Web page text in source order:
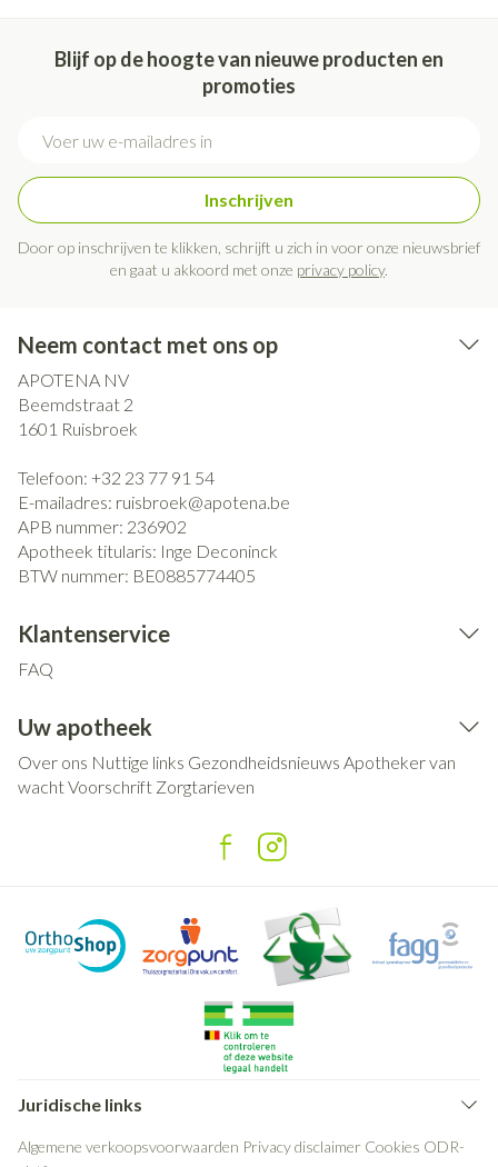
Blijf op de hoogte van nieuwe producten en
promoties
Inschrijven
Door op inschrijven te klikken, schrijft u zich in voor onze nieuwsbrief
en gaat u akkoord met onze privacy policy.
Neem contact met ons op
APOTENA NV
Beemdstraat 2
1601 Ruisbroek
Telefoon: +32 23 77 91 54
E-mailadres: ruisbroek@apotena.be
APB nummer: 236902
Apotheek titularis: Inge Deconinck
BTW nummer: BE0885774405
Klantenservice
FAQ
Uw apotheek
Over ons Nuttige links Gezondheidsnieuws Apotheker van
wachtVoorschrift Zorgtarieven
Juridische links
Algemene verkoopsvoorwaarden Privacy disclaimer Cookies ODR-